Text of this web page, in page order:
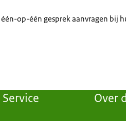
op-één gesprek aanvragen bij
Service Over